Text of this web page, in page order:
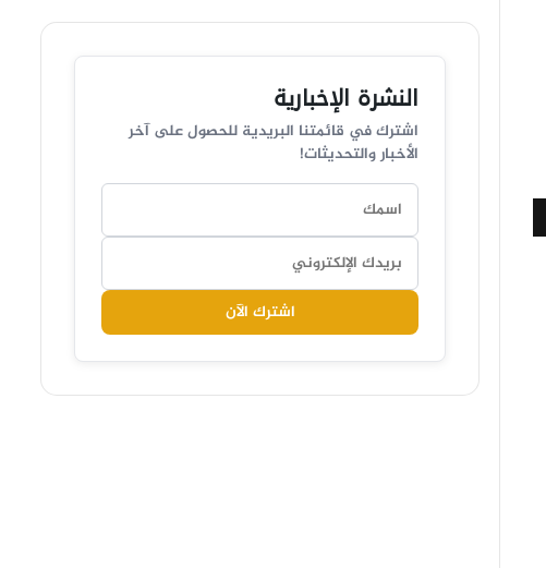
النشرة الإخبارية
اشترك في قائمتنا البريدية للحصول على آخر
الأخبار والتحديثات!
اشترك الآن